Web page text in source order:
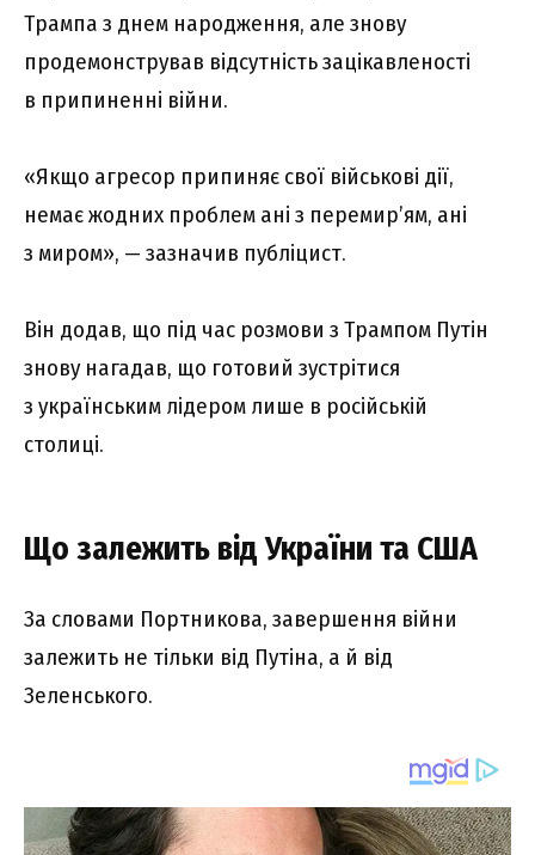
Трампа з днем народження, але знову
продемонстрував відсутність зацікавленості
в припиненні війни.
«Якщо агресор припиняє свої військові дії,
немає жодних проблем ані з перемир’ям, ані
з миром», — зазначив публіцист.
Він додав, що під час розмови з Трампом Путін
знову нагадав, що готовий зустрітися
з українським лідером лише в російській
столиці.
Що залежить від України та США
За словами Портникова, завершення війни
залежить не тільки від Путіна, а й від
Зеленського.